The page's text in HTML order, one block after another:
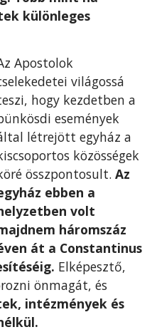
különleges
Apostolok
világossá
hogy kezdetben a
események
létrejött egyház a
közösségek
összpontosult. Az
ebben a
volt
háromszáz
át a Constantinus
Elképesztő,
önmagát, és
intézmények és